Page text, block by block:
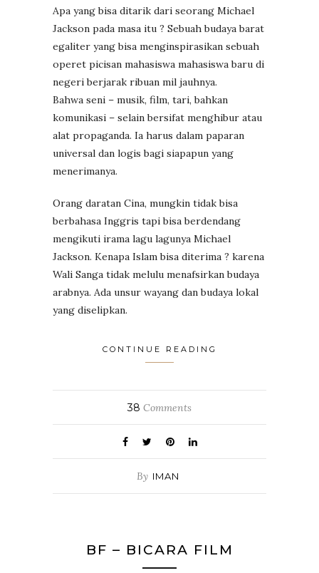
Apa yang bisa ditarik dari seorang Michael
Jackson pada masa itu ? Sebuah budaya barat
egaliter yang bisa menginspirasikan sebuah
operet picisan mahasiswa mahasiswa baru di
negeri berjarak ribuan mil jauhnya.
Bahwa seni – musik, film, tari, bahkan
komunikasi – selain bersifat menghibur atau
alat propaganda. Ia harus dalam paparan
universal dan logis bagi siapapun yang
menerimanya.
Orang daratan Cina, mungkin tidak bisa
berbahasa Inggris tapi bisa berdendang
mengikuti irama lagu lagunya Michael
Jackson. Kenapa Islam bisa diterima ? karena
Wali Sanga tidak melulu menafsirkan budaya
arabnya. Ada unsur wayang dan budaya lokal
yang diselipkan.
CONTINUE READING
38 Comments
By IMAN
BF – BICARA FILM